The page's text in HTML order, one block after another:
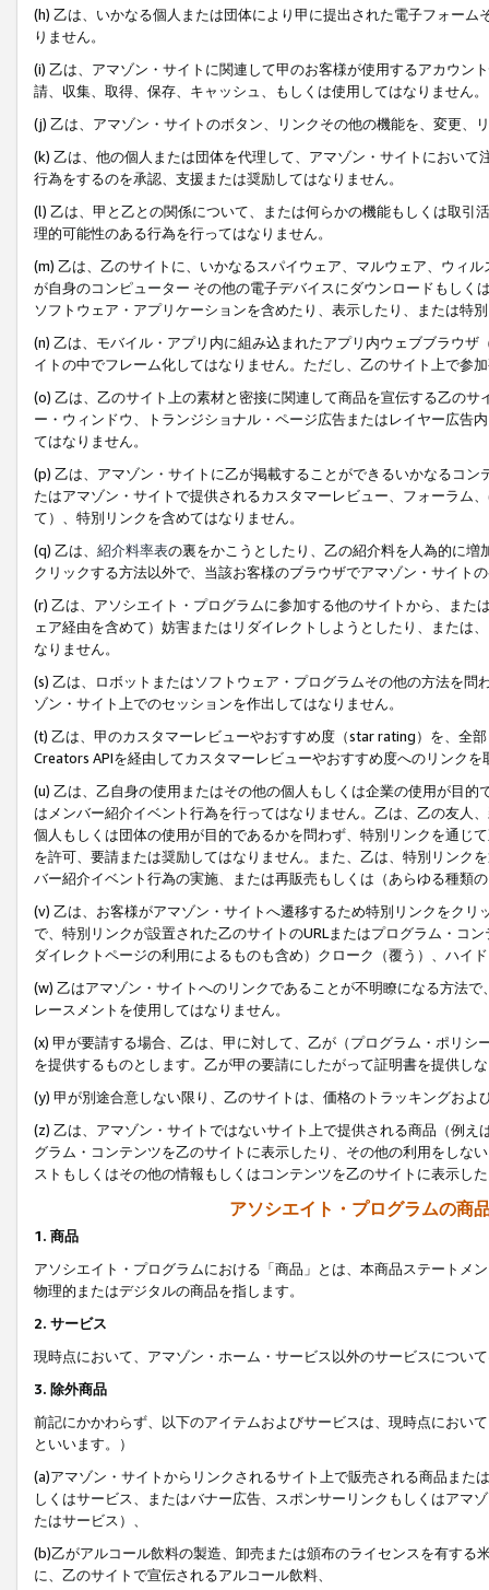
(h) 乙は、いかなる個人または団体により甲に提出された電子フォー
りません。
(i) 乙は、アマゾン・サイトに関連して甲のお客様が使用するアカウン
請、収集、取得、保存、キャッシュ、もしくは使用してはなりません。
(j) 乙は、アマゾン・サイトのボタン、リンクその他の機能を、変更、
(k) 乙は、他の個人または団体を代理して、アマゾン・サイトにおい
行為をするのを承認、支援または奨励してはなりません。
(l) 乙は、甲と乙との関係について、または何らかの機能もしくは取
理的可能性のある行為を行ってはなりません。
(m) 乙は、乙のサイトに、いかなるスパイウェア、マルウェア、ウィ
が自身のコンピューター その他の電子デバイスにダウンロードもし
ソフトウェア・アプリケーションを含めたり、表示したり、または特
(n) 乙は、モバイル・アプリ内に組み込まれたアプリ内ウェブブラウ
イトの中でフレーム化してはなりません。ただし、乙のサイト上で参
(o) 乙は、乙のサイト上の素材と密接に関連して商品を宣伝する乙の
ー・ウィンドウ、トランジショナル・ページ広告またはレイヤー広告
てはなりません。
(p) 乙は、アマゾン・サイトに乙が掲載することができるいかなるコ
たはアマゾン・サイトで提供されるカスタマーレビュー、フォーラム
て）、特別リンクを含めてはなりません。
(q) 乙は、 紹介料率表の裏をかこうとしたり、乙の紹介料を人為的に
クリックする方法以外で、当該お客様のブラウザでアマゾン・サイト
(r) 乙は、アソシエイト・プログラムに参加する他のサイトから、ま
ェア経由を含めて）妨害またはリダイレクトしようとしたり、または
なりません。
(s) 乙は、ロボットまたはソフトウェア・プログラムその他の方法を
ゾン・サイト上でのセッションを作出してはなりません。
(t) 乙は、甲のカスタマーレビューやおすすめ度（star rating）を、全
Creators APIを経由してカスタマーレビューやおすすめ度へのリンクを
(u) 乙は、乙自身の使用またはその他の個人もしくは企業の使用が目
はメンバー紹介イベント行為を行ってはなりません。乙は、乙の友人
個人もしくは団体の使用が目的であるかを問わず、特別リンクを通じ
を許可、要請または奨励してはなりません。また、乙は、特別リンク
バー紹介イベント行為の実施、または再販売もしくは（あらゆる種類
(v) 乙は、お客様がアマゾン・サイトへ遷移するため特別リンクをク
で、特別リンクが設置された乙のサイトのURLまたはプログラム・コ
ダイレクトページの利用によるものも含め）クローク（覆う）、ハイ
(w) 乙はアマゾン・サイトへのリンクであることが不明瞭になる方法
レースメントを使用してはなりません。
(x) 甲が要請する場合、乙は、甲に対して、乙が（プログラム・ポリ
を提供するものとします。乙が甲の要請にしたがって証明書を提供し
(y) 甲が別途合意しない限り、乙のサイトは、価格のトラッキングお
(z) 乙は、アマゾン・サイトではないサイト上で提供される商品（例
グラム・コンテンツを乙のサイトに表示したり、その他の利用をしな
ストもしくはその他の情報もしくはコンテンツを乙のサイトに表示し
アソシエイト・プログラムの商
1. 商品
アソシエイト・プログラムにおける「商品」とは、本商品ステートメ
物理的またはデジタルの商品を指します。
2. サービス
現時点において、アマゾン・ホーム・サービス以外のサービスについ
3. 除外商品
前記にかかわらず、以下のアイテムおよびサービスは、現時点におい
といいます。）
(a)アマゾン・サイトからリンクされるサイト上で販売される商品ま
しくはサービス、またはバナー広告、スポンサーリンクもしくはアマ
たはサービス）、
(b)乙がアルコール飲料の製造、卸売または頒布のライセンスを有す
に、乙のサイトで宣伝されるアルコール飲料、